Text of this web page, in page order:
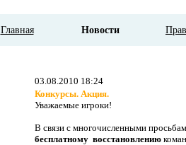
Главная Новости
03.08.2010 18:24
Конкурсы. Акция.
Уважаемые игроки!
В связи с многочисленными
бесплатному восстановлению